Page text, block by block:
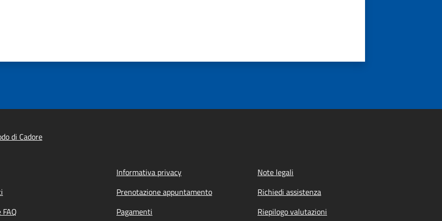
di Cadore
Informativa privacy
Note legali
Prenotazione appuntamento
Richiedi assistenza
Pagamenti Riepilogo valutazioni